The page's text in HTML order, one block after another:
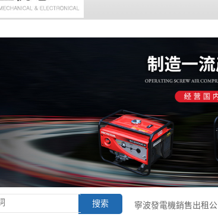
新聞
搜索 寧波發電機銷售出租